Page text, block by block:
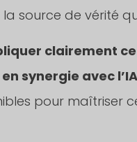
source de vérité
clairement ce
synergie avec l’IA
pour maîtriser